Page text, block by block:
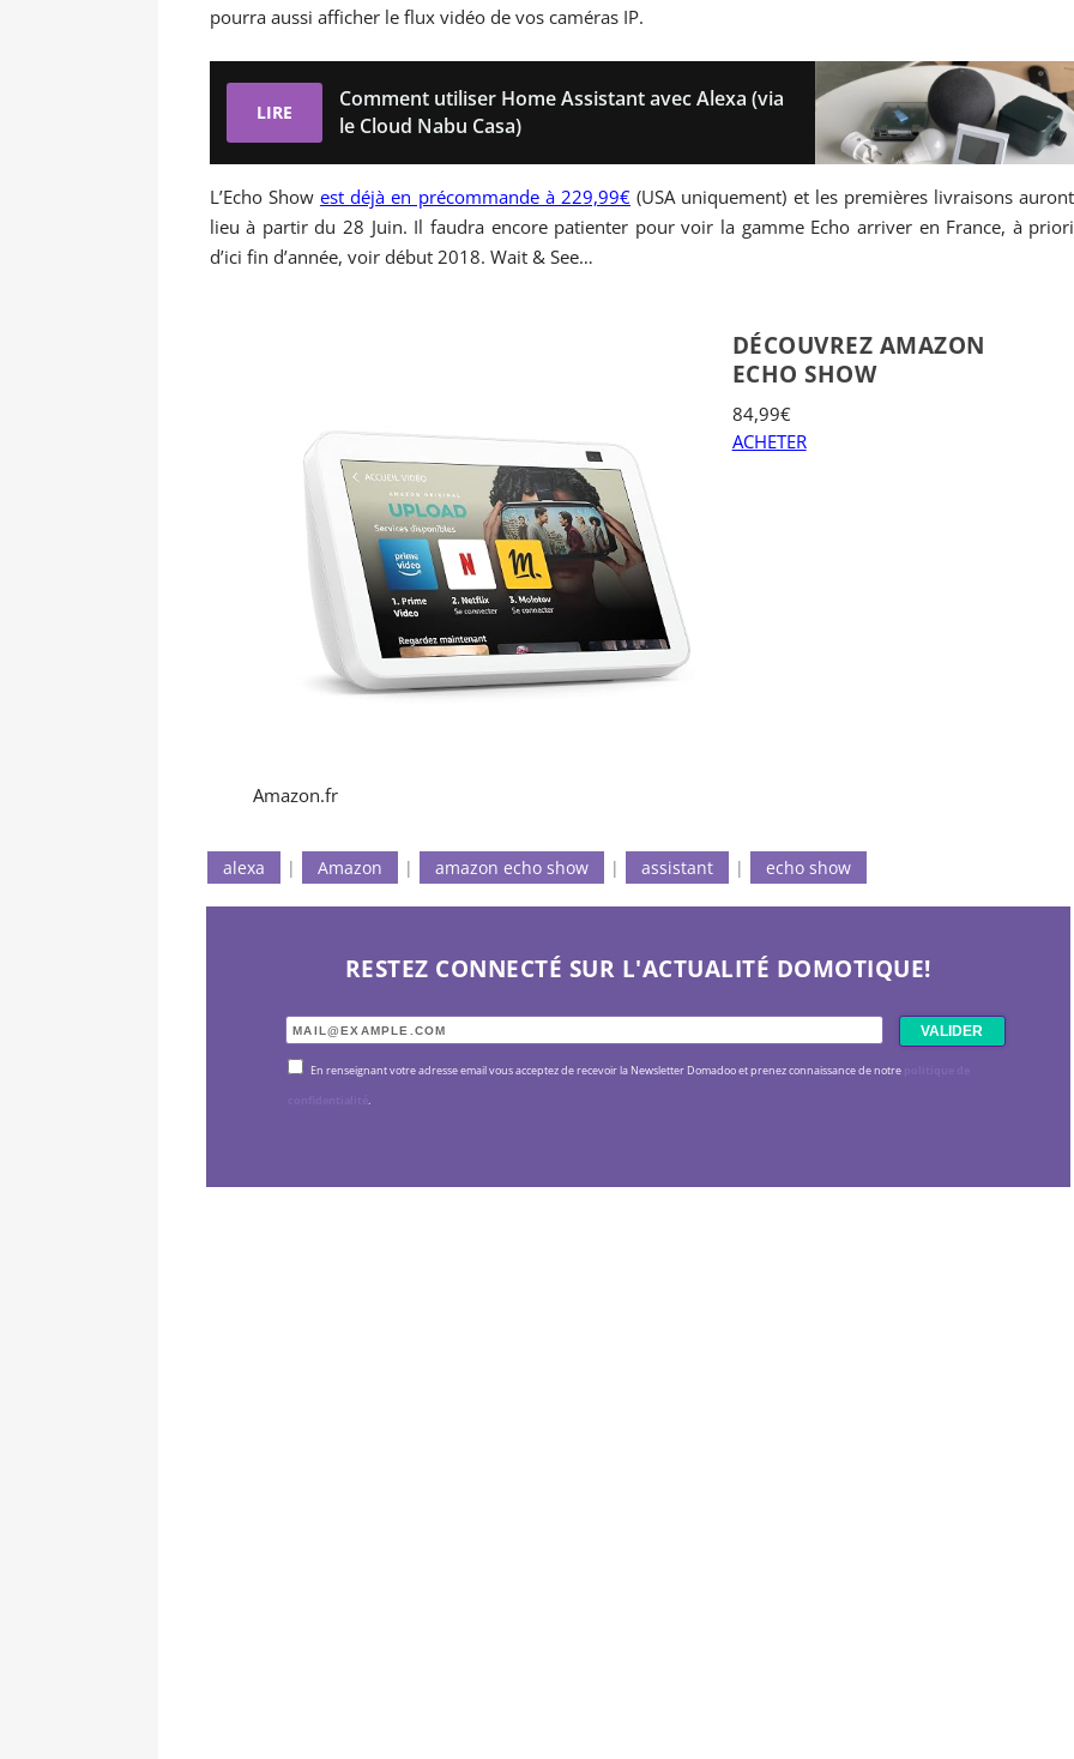
pourra aussi afficher le flux vidéo de vos caméras IP.
LIRE
Comment utiliser Home Assistant avec Alexa (via
le Cloud Nabu Casa)
L’Echo Show est déjà en précommande à 229,99€(USA uniquement) et les premières livraisons auront
lieu à partir du 28 Juin. Il faudra encore patienter pour voir la gamme Echo arriver en France, à priori
d’ici fin d’année, voir début 2018. Wait & See…
DÉCOUVREZ AMAZON
ECHO SHOW
84,99€
ACHETER
Amazon.fr
alexa | Amazon | amazon echo show | assistant | echo show
RESTEZ CONNECTÉ SUR L'ACTUALITÉ DOMOTIQUE!
En renseignant votre adresse email vous acceptez de recevoir la Newsletter Domadoo et prenez connaissance de notre
.